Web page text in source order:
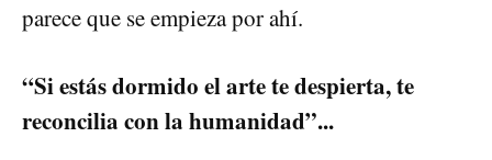
parece que se empieza por ahí.
“Si estás dormido el arte te despierta, te
reconcilia con la humanidad”...